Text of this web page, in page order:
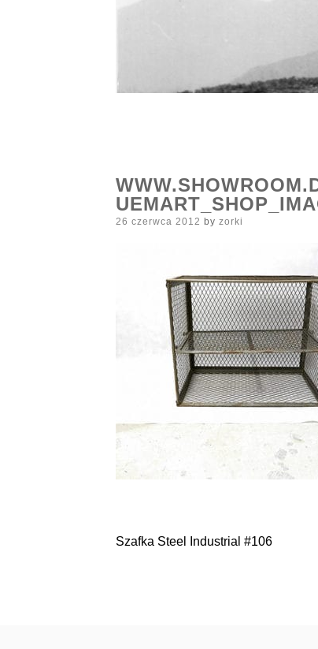
Posted
26 czerwca 2012 by zorki
Nawigacja
Szafka Steel Industrial #106